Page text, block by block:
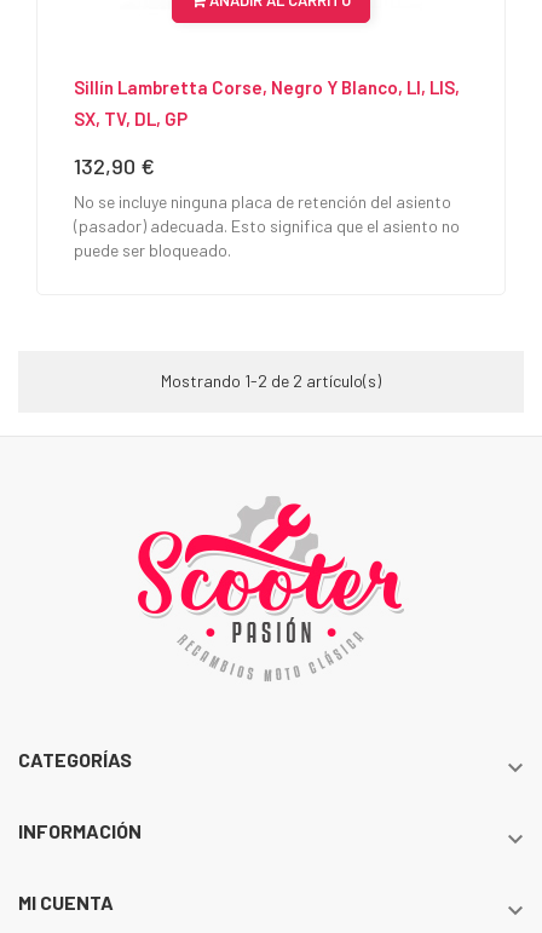
Sillín Lambretta Corse, Negro Y Blanco, LI, LIS,
SX, TV, DL, GP
Precio
132,90 €
No se incluye ninguna placa de retención del asiento
(pasador) adecuada. Esto significa que el asiento no
puede ser bloqueado.
Mostrando 1-2 de 2 artículo(s)
CATEGORÍAS 
INFORMACIÓN 
MI CUENTA 